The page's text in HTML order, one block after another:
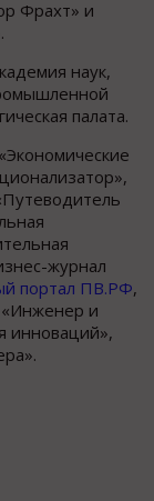
Фрахт» и
наук,
палата.
журнал
портал ПВ.РФ,
и
инноваций»,